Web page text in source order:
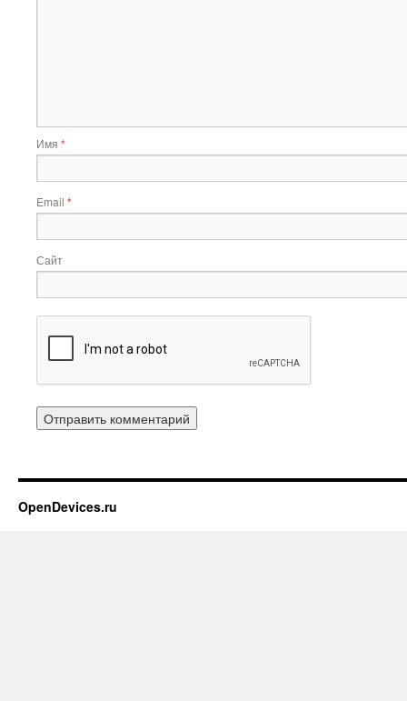
Имя *
Email *
Сайт
OpenDevices.ru